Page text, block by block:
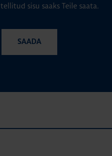
tellitud sisu saaks Teile saata.